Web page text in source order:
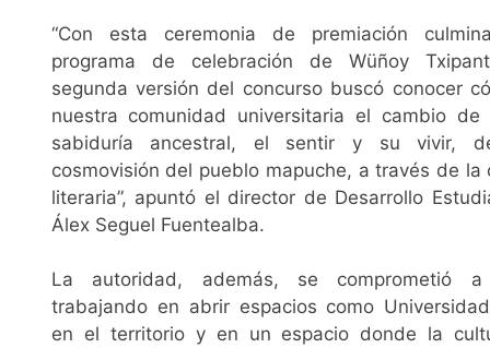
“Con esta ceremonia de premiación
programa de celebración de Wüñoy
segunda versión del concurso buscó conocer
nuestra comunidad universitaria el cambio de
sabiduría ancestral, el sentir y su vivir,
cosmovisión del pueblo mapuche, a través de la
literaria”, apuntó el director de Desarrollo
Álex Seguel Fuentealba.
La autoridad, además, se comprometió a
trabajando en abrir espacios como
en el territorio y en un espacio donde la